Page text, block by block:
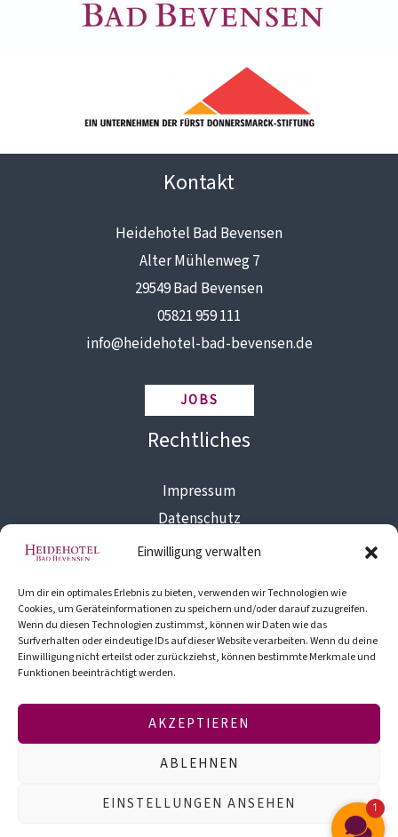
Einwilligung verwalten
Um dir ein optimales Erlebnis zu bieten, verwenden wir Technologien wie
Cookies, um Geräteinformationen zu speichern und/oder darauf zuzugreifen.
Wenn du diesen Technologien zustimmst, können wir Daten wie das
Surfverhalten oder eindeutige IDs auf dieser Website verarbeiten. Wenn du deine
Einwilligung nicht erteilst oder zurückziehst, können bestimmte Merkmale und
Funktionen beeinträchtigt werden.
AKZEPTIEREN
ABLEHNEN
EINSTELLUNGEN ANSEHEN
Kontakt
Heidehotel Bad Bevensen
Alter Mühlenweg 7
29549 Bad Bevensen
05821 959 111
info@heidehotel-bad-bevensen.de
JOBS
Rechtliches
Impressum
Datenschutz
Cookies
Barrierefreiheit
Reiseschutz
Newsletter anmelden und nichts mehr verpassen.
JETZT ANMELDEN
1